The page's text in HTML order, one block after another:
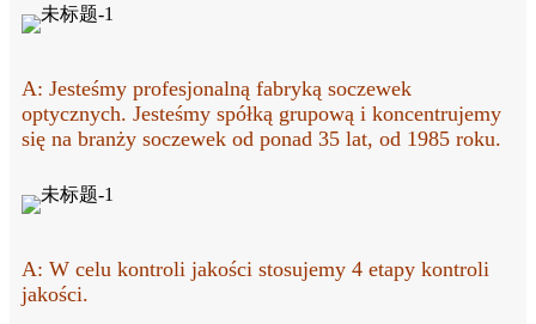
A: Jesteśmy profesjonalną fabryką soczewek
optycznych. Jesteśmy spółką grupową i koncentrujemy
się na branży soczewek od ponad 35 lat, od 1985 roku.
A: W celu kontroli jakości stosujemy 4 etapy kontroli
jakości.